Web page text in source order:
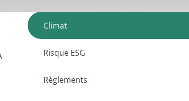
Climat
Risque ESG
Règlements